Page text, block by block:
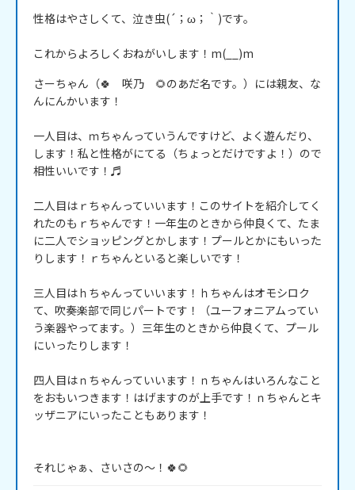
性格はやさしくて、泣き虫(´；ω；｀)です。
これからよろしくおねがいします！m(__)m
さーちゃん（🍀　咲乃　🌻のあだ名です。）には親友、な
んにんかいます！
一人目は、ｍちゃんっていうんですけど、よく遊んだり、
します！私と性格がにてる（ちょっとだけですよ！）ので
相性いいです！♬
二人目はｒちゃんっていいます！このサイトを紹介してく
れたのもｒちゃんです！一年生のときから仲良くて、たま
に二人でショッピングとかします！プールとかにもいった
りします！ｒちゃんといると楽しいです！
三人目はｈちゃんっていいます！ｈちゃんはオモシロク
て、吹奏楽部で同じパートです！（ユーフォニアムってい
う楽器やってます。）三年生のときから仲良くて、プール
にいったりします！
四人目はｎちゃんっていいます！ｎちゃんはいろんなこと
をおもいつきます！はげますのが上手です！ｎちゃんとキ
ッザニアにいったこともあります！
それじゃぁ、さいさの～！🍀🌻